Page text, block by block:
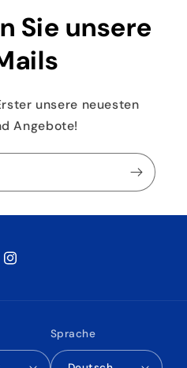
Sie unsere
unsere neuesten
Angebote!
Instagram
Sprache